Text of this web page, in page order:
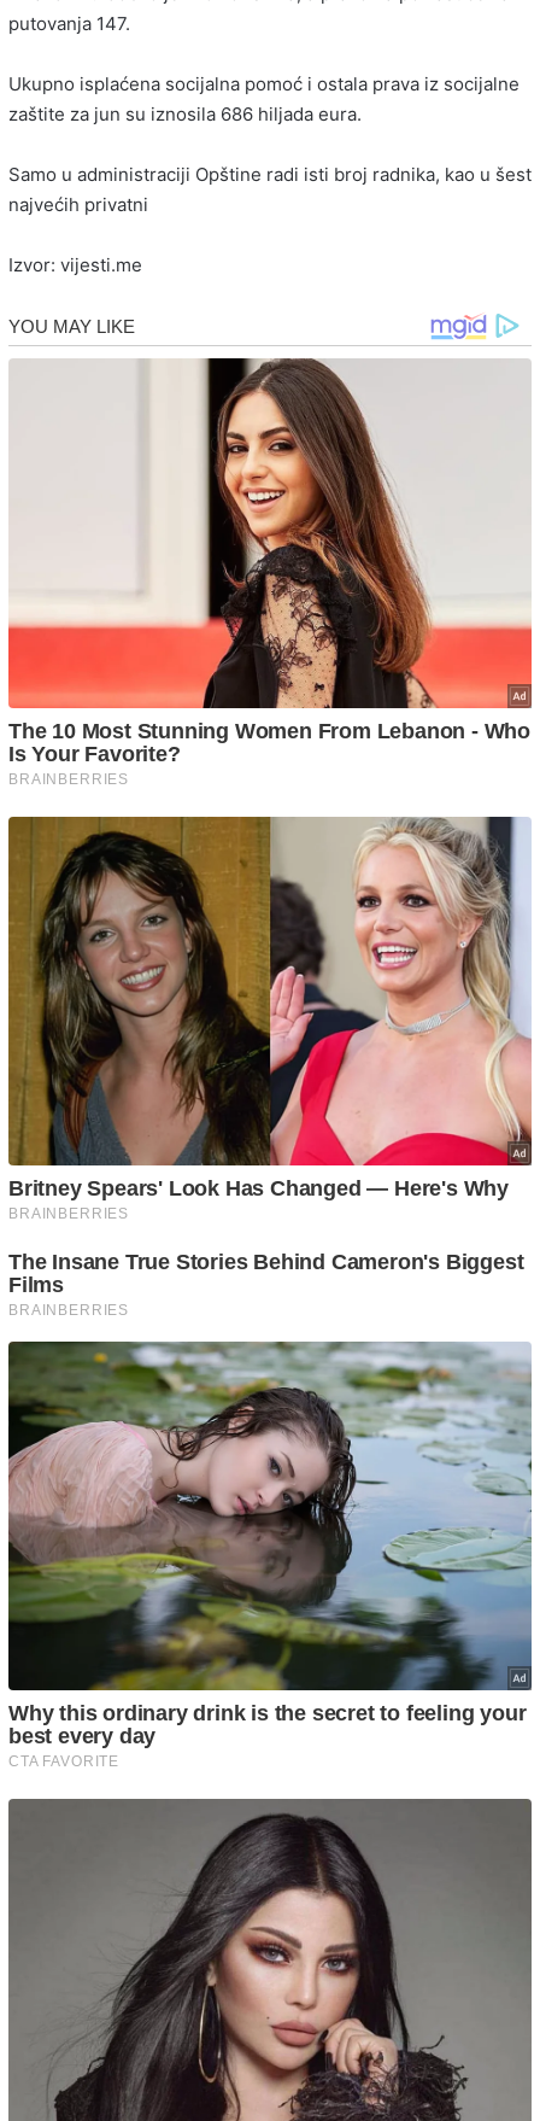
putovanja 147.
Ukupno isplaćena socijalna pomoć i ostala prava iz socijalne
zaštite za jun su iznosila 686 hiljada eura.
Samo u administraciji Opštine radi isti broj radnika, kao u šest
najvećih privatni
Izvor: vijesti.me